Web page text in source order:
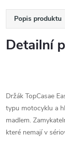
Popis produktu
Detailní
Držák TopCasae
typu motocyklu a
madlem.
které nemají v